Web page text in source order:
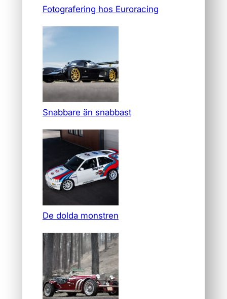
Fotografering hos Euroracing
Snabbare än snabbast
De dolda monstren